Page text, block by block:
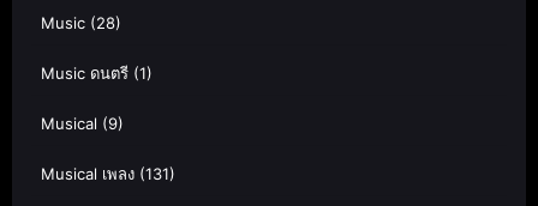
Music (28)
Music ดนตรี (1)
Musical (9)
Musical เพลง (131)